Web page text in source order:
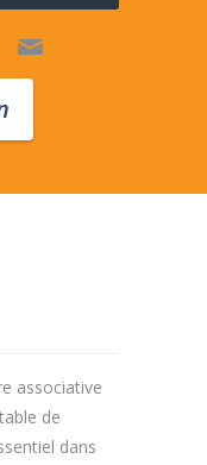
associative
de
dans